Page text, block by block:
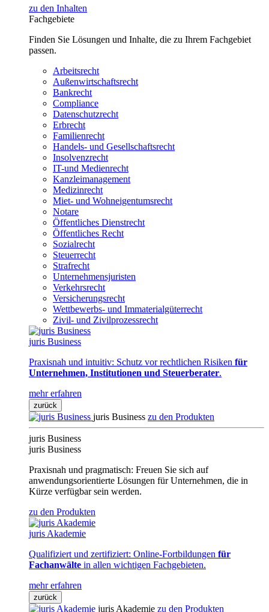
zu den Inhalten
Fachgebiete
Finden Sie Lösungen und Inhalte, die zu Ihrem Fachgebiet
passen.
Arbeitsrecht
Außenwirtschaftsrecht
Bankrecht
Compliance
Datenschutzrecht
Erbrecht
Familienrecht
Handels- und Gesellschaftsrecht
Insolvenzrecht
IT-und Medienrecht
Kanzleimanagement
Medizinrecht
Miet- und Wohneigentumsrecht
Notare
Öffentliches Dienstrecht
Öffentliches Recht
Sozialrecht
Steuerrecht
Strafrecht
Unternehmensjuristen
Verkehrsrecht
Versicherungsrecht
Wettbewerbs- und Immaterialgüterrecht
Zivil- und Zivilprozessrecht
juris Business
Praxisnah und intuitiv: Schutz vor rechtlichen Risiken für
Unternehmen, Institutionen und Steuerberater.
mehr erfahren
zurück
juris Business zu den Produkten
juris Business
juris Business
Praxisnah und pragmatisch: Freuen Sie sich auf
anwendungsorientierte Lösungen für Unternehmen, die in
Kürze verfügbar sein werden.
zu den Produkten
juris Akademie
Qualifiziert und zertifiziert: Online-Fortbildungen für
Fachanwälte in allen wichtigen Fachgebieten.
mehr erfahren
zurück
juris Akademie zu den Produkten